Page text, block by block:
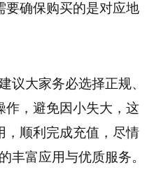
要确保购买的是对应地
议大家务必选择正规、
作，避免因小失大，这
，顺利完成充值，尽情
丰富应用与优质服务。